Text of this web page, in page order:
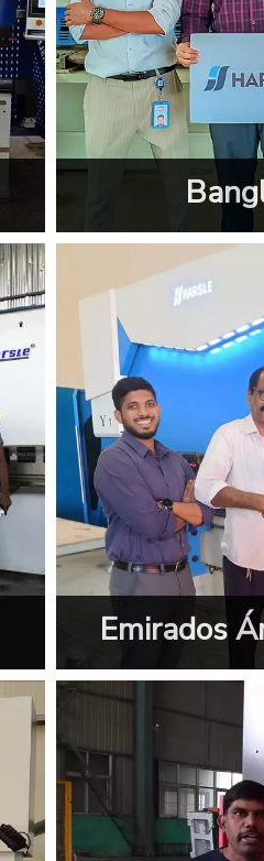
Emirados